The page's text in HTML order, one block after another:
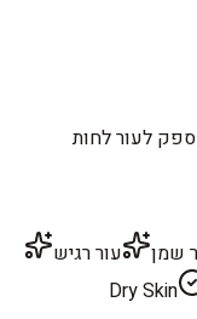
לעור לחות
שמן
עור רגיש
Dry Skin